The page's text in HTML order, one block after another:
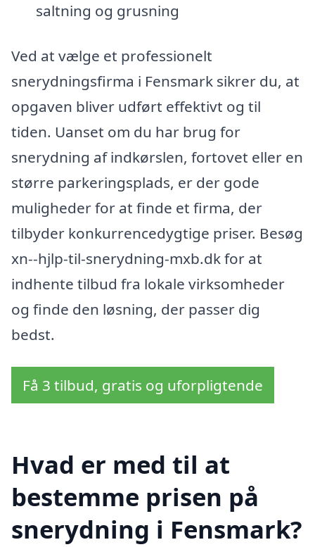
saltning og grusning
Ved at vælge et professionelt
snerydningsfirma i Fensmark sikrer du, at
opgaven bliver udført effektivt og til
tiden. Uanset om du har brug for
snerydning af indkørslen, fortovet eller en
større parkeringsplads, er der gode
muligheder for at finde et firma, der
tilbyder konkurrencedygtige priser. Besøg
xn--hjlp-til-snerydning-mxb.dk for at
indhente tilbud fra lokale virksomheder
og finde den løsning, der passer dig
bedst.
Få 3 tilbud, gratis og uforpligtende
Hvad er med til at
bestemme prisen på
snerydning i Fensmark?